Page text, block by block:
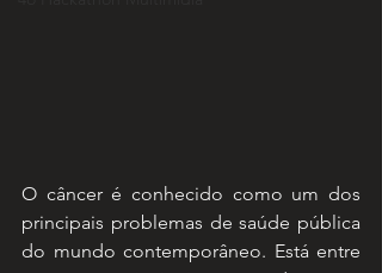
O câncer é conhecido como um dos
principais problemas de saúde pública
do mundo contemporâneo. Está entre